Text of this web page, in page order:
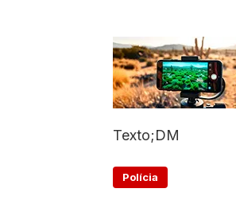
Texto;DM
Polícia